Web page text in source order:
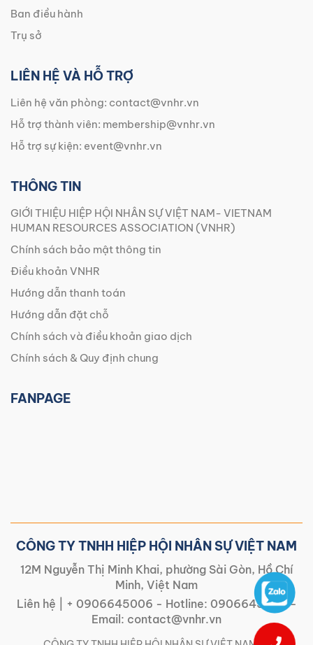
Ban điều hành
Trụ sở
LIÊN HỆ VÀ HỖ TRỢ
Liên hệ văn phòng: contact@vnhr.vn
Hỗ trợ thành viên: membership@vnhr.vn
Hỗ trợ sự kiện: event@vnhr.vn
THÔNG TIN
GIỚI THIỆU HIỆP HỘI NHÂN SỰ VIỆT NAM- VIETNAM
HUMAN RESOURCES ASSOCIATION (VNHR)
Chính sách bảo mật thông tin
Điều khoản VNHR
Hướng dẫn thanh toán
Hướng dẫn đặt chỗ
Chính sách và điều khoản giao dịch
Chính sách & Quy định chung
FANPAGE
CÔNG TY TNHH HIỆP HỘI NHÂN SỰ VIỆT NAM
12M Nguyễn Thị Minh Khai, phường Sài Gòn, Hồ Chí
Minh, Việt Nam
Liên hệ |
+ 0906645006 - Hotline: 0906645006-
Email: contact@vnhr.vn